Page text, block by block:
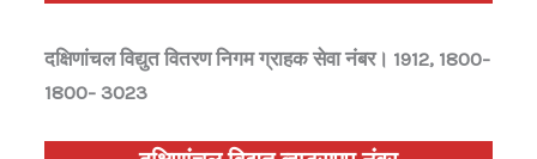
दक्षिणांचल विद्युत वितरण निगम ग्राहक सेवा नंबर। 1912, 1800-
1800- 3023